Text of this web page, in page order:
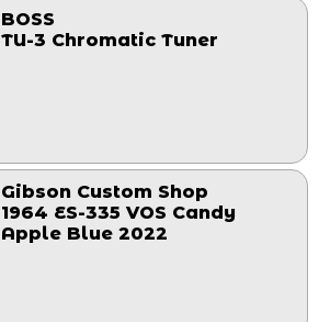
BOSS
TU-3 Chromatic Tuner
Gibson Custom Shop
1964 ES-335 VOS Candy
Apple Blue 2022